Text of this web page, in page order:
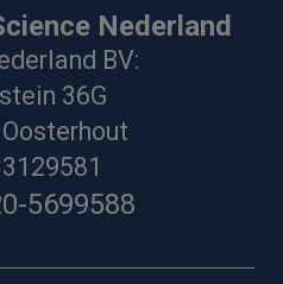
Nederland
BV:
36G
5699588